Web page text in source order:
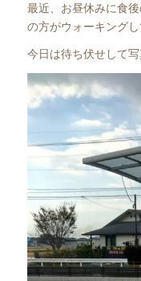
最近、お昼休みに食
の方がウォーキングし
今日は待ち伏せして